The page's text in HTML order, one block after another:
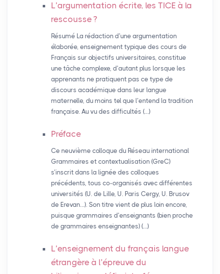
L’argumentation écrite, les TICE à la
rescousse?
Résumé La rédaction d’une argumentation
élaborée, enseignement typique des cours de
Français sur objectifs universitaires, constitue
une tâche complexe, d’autant plus lorsque les
apprenants ne pratiquent pas ce type de
discours académique dans leur langue
maternelle, du moins tel que l’entend la tradition
française. Au vu des difficultés (…)
Préface
Ce neuvième colloque du Réseau international
Grammaires et contextualisation (GreC)
s’inscrit dans la lignée des colloques
précédents, tous co-organisés avec différentes
universités (U. de Lille, U. Paris Cergy, U. Brusov
de Erevan…). Son titre vient de plus loin encore,
puisque grammaires d’enseignants (bien proche
de grammaires enseignantes) (…)
L’enseignement du français langue
étrangère à l’épreuve du